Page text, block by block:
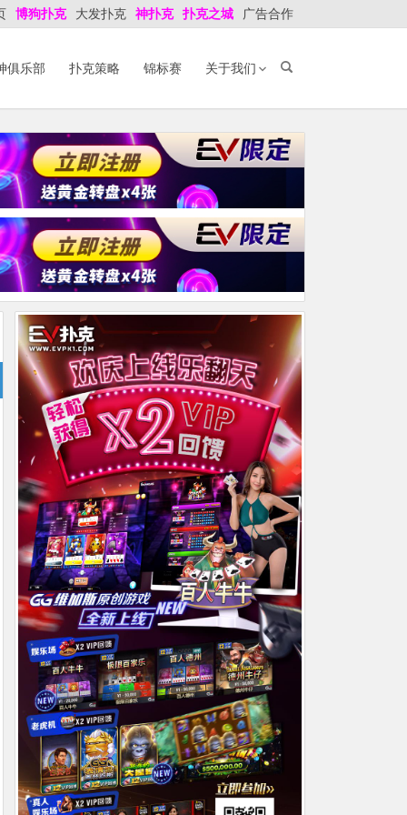
博狗扑克 大发扑克 神扑克 扑克之城 广告合作
俱乐部 扑克策略 锦标赛 关于我们